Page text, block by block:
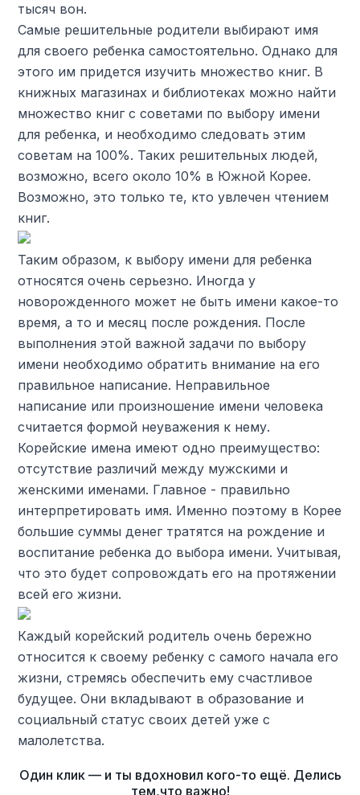
тысяч вон.
Самые решительные родители выбирают имя
для своего ребенка самостоятельно. Однако для
этого им придется изучить множество книг. В
книжных магазинах и библиотеках можно найти
множество книг с советами по выбору имени
для ребенка, и необходимо следовать этим
советам на 100%. Таких решительных людей,
возможно, всего около 10% в Южной Корее.
Возможно, это только те, кто увлечен чтением
книг.
Таким образом, к выбору имени для ребенка
относятся очень серьезно. Иногда у
новорожденного может не быть имени какое-то
время, а то и месяц после рождения. После
выполнения этой важной задачи по выбору
имени необходимо обратить внимание на его
правильное написание. Неправильное
написание или произношение имени человека
считается формой неуважения к нему.
Корейские имена имеют одно преимущество:
отсутствие различий между мужскими и
женскими именами. Главное - правильно
интерпретировать имя. Именно поэтому в Корее
большие суммы денег тратятся на рождение и
воспитание ребенка до выбора имени. Учитывая,
что это будет сопровождать его на протяжении
всей его жизни.
Каждый корейский родитель очень бережно
относится к своему ребенку с самого начала его
жизни, стремясь обеспечить ему счастливое
будущее. Они вкладывают в образование и
социальный статус своих детей уже с
малолетства.